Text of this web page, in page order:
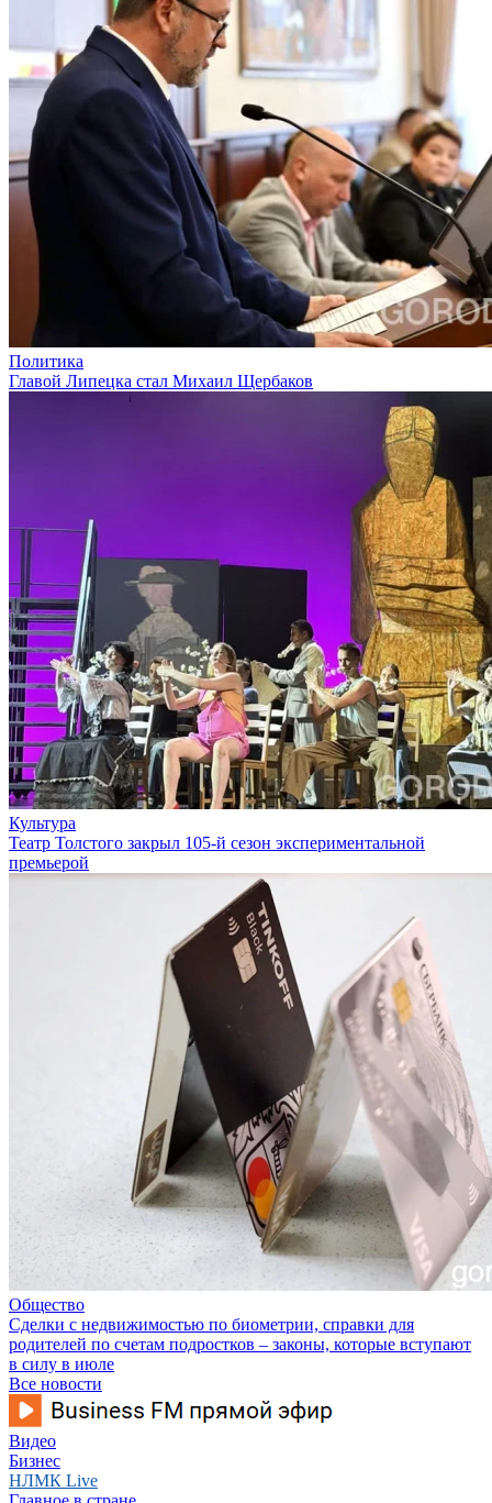
Политика
Главой Липецка стал Михаил Щербаков
Культура
Театр Толстого закрыл 105-й сезон экспериментальной
премьерой
Общество
Сделки с недвижимостью по биометрии, справки для
родителей по счетам подростков – законы, которые вступают
в силу в июле
Все новости
Видео
Бизнес
НЛМК Live